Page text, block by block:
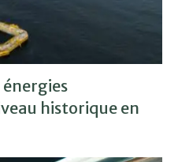
historique en